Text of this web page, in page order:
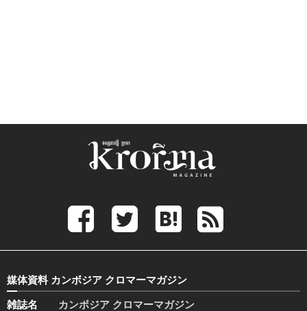
媒体資料 カンボジア クロマーマガジン
雑誌名
カンボジア クロマーマガジン